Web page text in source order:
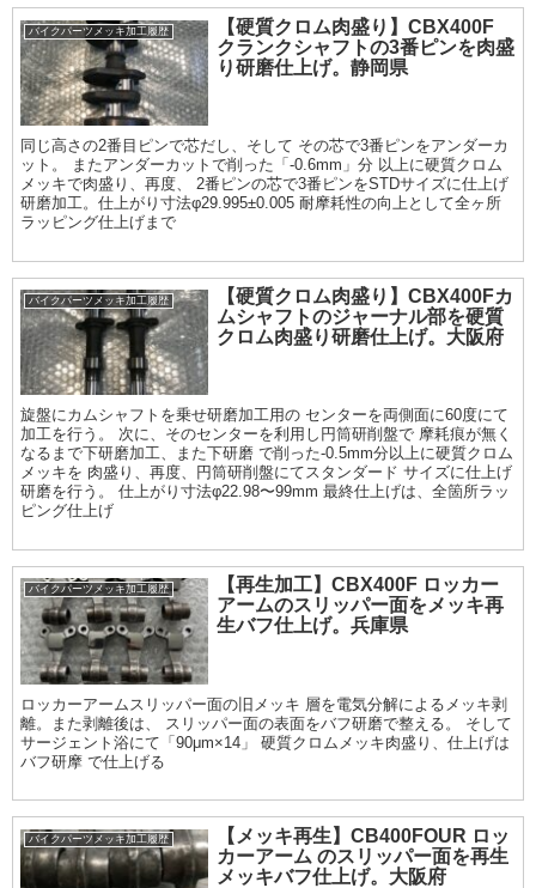
バイクパーツメッキ加工履歴
【硬質クロム肉盛り】CBX400F
クランクシャフトの3番ピンを肉盛
り研磨仕上げ。静岡県
同じ高さの2番目ピンで芯だし、そして その芯で3番ピンをアンダーカ
ット。 またアンダーカットで削った「-0.6mm」分 以上に硬質クロム
メッキで肉盛り、再度、 2番ピンの芯で3番ピンをSTDサイズに仕上げ
研磨加工。仕上がり寸法φ29.995±0.005 耐摩耗性の向上として全ヶ所
ラッピング仕上げまで
バイクパーツメッキ加工履歴
【硬質クロム肉盛り】CBX400Fカ
ムシャフトのジャーナル部を硬質
クロム肉盛り研磨仕上げ。大阪府
旋盤にカムシャフトを乗せ研磨加工用の センターを両側面に60度にて
加工を行う。 次に、そのセンターを利用し円筒研削盤で 摩耗痕が無く
なるまで下研磨加工、また下研磨 で削った-0.5mm分以上に硬質クロム
メッキを 肉盛り、再度、円筒研削盤にてスタンダード サイズに仕上げ
研磨を行う。 仕上がり寸法φ22.98〜99mm 最終仕上げは、全箇所ラッ
ピング仕上げ
バイクパーツメッキ加工履歴
【再生加工】CBX400F ロッカー
アームのスリッパー面をメッキ再
生バフ仕上げ。兵庫県
ロッカーアームスリッパー面の旧メッキ 層を電気分解によるメッキ剥
離。また剥離後は、 スリッパー面の表面をバフ研磨で整える。 そして
サージェント浴にて「90μm×14」 硬質クロムメッキ肉盛り、仕上げは
バフ研摩 で仕上げる
バイクパーツメッキ加工履歴
【メッキ再生】CB400FOUR ロッ
カーアーム のスリッパー面を再生
メッキバフ仕上げ。大阪府